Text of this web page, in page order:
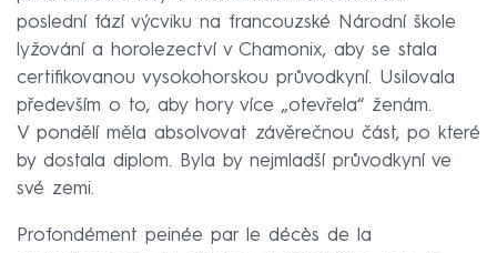
poslední fází výcviku na francouzské Národní škole
lyžování a horolezectví v Chamonix, aby se stala
certifikovanou vysokohorskou průvodkyní. Usilovala
především o to, aby hory více „otevřela“ ženám.
V pondělí měla absolvovat závěrečnou část, po které
by dostala diplom. Byla by nejmladší průvodkyní ve
své zemi.
Profondément peinée par le décès de la